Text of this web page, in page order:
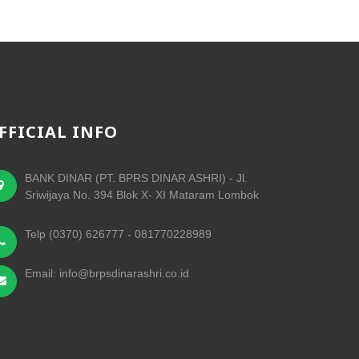
INFO
BANK DINAR (PT. BPRS DINAR ASHRI) - Jl.
Sriwijaya No. 394 Blok X- XI Mataram Lombok
Telp (0370) 626777 - 081770228989
Email: info@brpsdinarashri.co.id